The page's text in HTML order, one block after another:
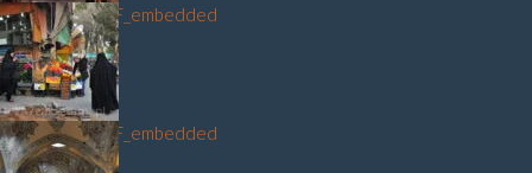
DSC_3295_NEF_embedded
DSC_3518_NEF_embedded